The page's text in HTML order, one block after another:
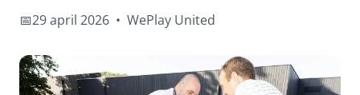
📅29 april 2026 • WePlay United